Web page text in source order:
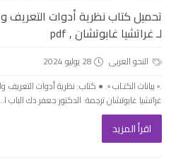
تحميل كتاب نظرية أدوات التعريف
لـ غراتشيا غابوتشان , pdf
النحو العربى
28 يوليو 2024
.▫️ بيانات الكتـاب ▫️. ● كتاب: نظرية أدوات التعريف
غراتشيا غابوتشان ترجمة: الدكتور جعفر دك الباب
اقرأ المزيد